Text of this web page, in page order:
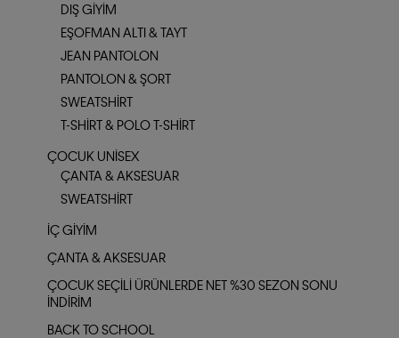
DIŞ GIYIM
EŞOFMAN ALTI & TAYT
JEAN PANTOLON
PANTOLON & ŞORT
SWEATSHIRT
T-SHIRT & POLO T-SHIRT
ÇOCUK UNISEX
ÇANTA & AKSESUAR
SWEATSHIRT
İÇ GIYIM
ÇANTA & AKSESUAR
ÇOCUK SEÇILI ÜRÜNLERDE NET %30 SEZON SONU
İNDIRIM
BACK TO SCHOOL